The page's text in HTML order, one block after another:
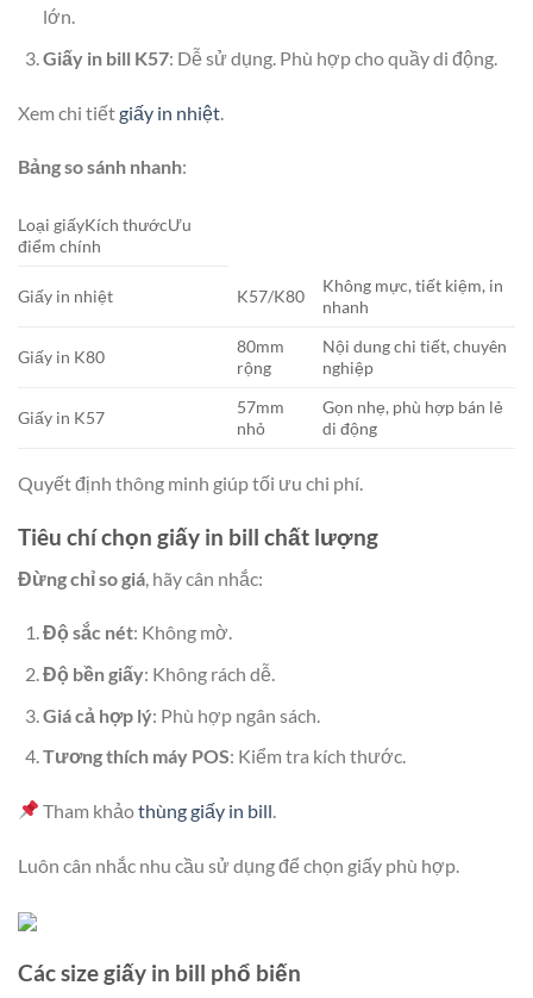
lớn.
Giấy in bill K57: Dễ sử dụng. Phù hợp cho quầy di động.
Xem chi tiếtgiấy in nhiệt
Bảng so sánh nhanh:
Loại giấyKích thướcƯu
điểm chính
Giấy in nhiệt K57/K80
Không mực, tiết kiệm, in
nhanh
Giấy in K80
80mm
rộng
Nội dung chi tiết, chuyên
nghiệp
Giấy in K57
57mm
nhỏ
Gọn nhẹ, phù hợp bán lẻ
di động
Quyết định thông minh giúp tối ưu chi phí.
Tiêu chí chọn giấy in bill chất lượng
Đừng chỉ so giá , hãy cân nhắc:
Độ sắc nét: Không mờ.
Độ bền giấy: Không rách dễ.
Giá cả hợp lý: Phù hợp ngân sách.
Tương thích máy POS: Kiểm tra kích thước.
Tham khảothùng giấy in bill.
Luôn cân nhắc nhu cầu sử dụng để chọn giấy phù hợp.
Các size giấy in bill phổ biến